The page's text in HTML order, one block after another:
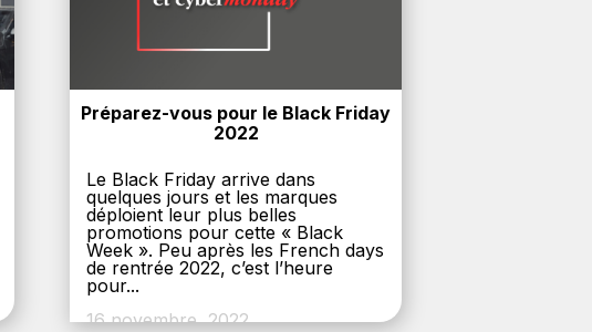
Préparez-vous pour le Black Friday
2022
Le Black Friday arrive dans
quelques jours et les marques
déploient leur plus belles
promotions pour cette « Black
Week ». Peu après les French days
de rentrée 2022, c’est l’heure
pour...
16 novembre, 2022